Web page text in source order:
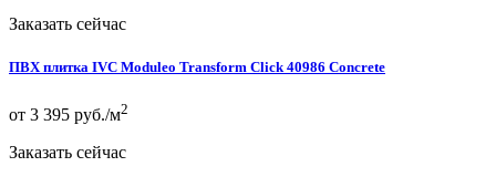
Заказать сейчас
ПВХ плитка IVC Moduleo Transform Click 40986 Concrete
от 3 395 руб./м2
Заказать сейчас